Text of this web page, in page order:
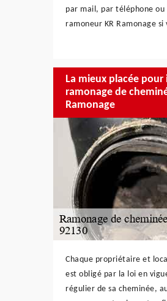
par mail, par téléphone ou
ramoneur KR Ramonage si
La mieux placée
ramonage de
Ramonage
Chaque propriétaire et
est obligé par la loi en
régulier de sa cheminée,